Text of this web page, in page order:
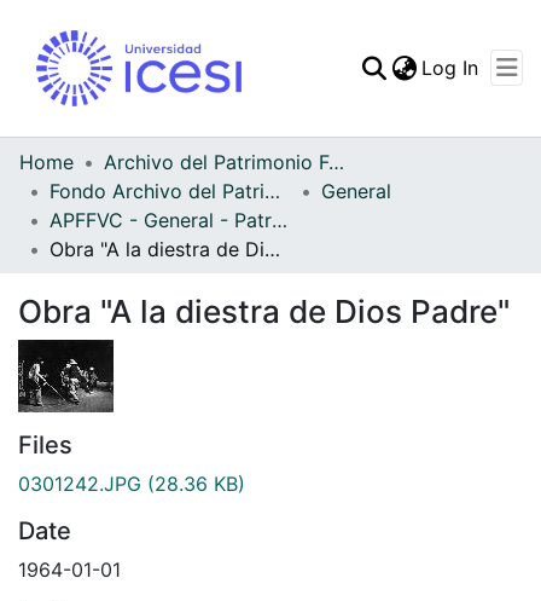
Statistics
Log In
Home
Archivo del Patrimonio Fotográfico y Fílmico del Valle del Cauca
Fondo Archivo del Patrimonio Fotográfico y Fílmico del Valle del Cauca
General
APFFVC - General - Patrimonial
Obra "A la diestra de Dios Padre"
Obra "A la diestra de Dios Padre"
Files
0301242.JPG (28.36 KB)
Date
1964-01-01